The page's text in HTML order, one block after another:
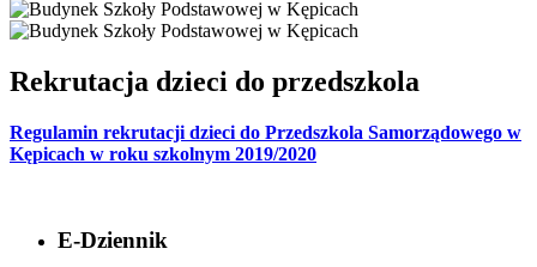
Rekrutacja dzieci do przedszkola
Regulamin rekrutacji dzieci do Przedszkola Samorządowego w
Kępicach w roku szkolnym 2019/2020
E-Dziennik